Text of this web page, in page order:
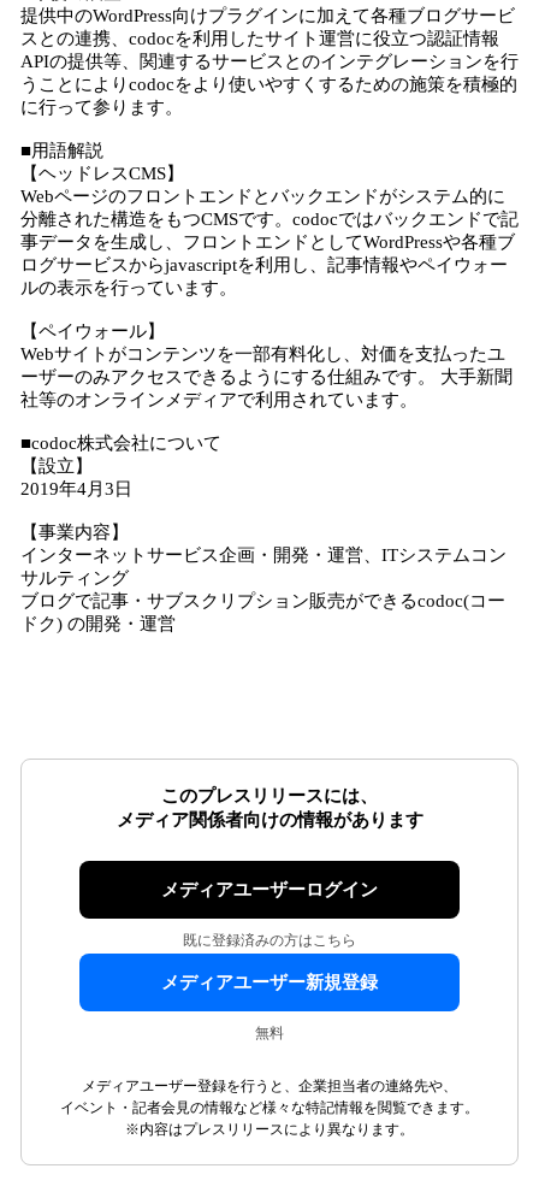
提供中のWordPress向けプラグインに加えて各種ブログサービ
スとの連携、codocを利用したサイト運営に役立つ認証情報
APIの提供等、関連するサービスとのインテグレーションを行
うことによりcodocをより使いやすくするための施策を積極的
に行って参ります。
■用語解説
【ヘッドレスCMS】
Webページのフロントエンドとバックエンドがシステム的に
分離された構造をもつCMSです。codocではバックエンドで記
事データを生成し、フロントエンドとしてWordPressや各種ブ
ログサービスからjavascriptを利用し、記事情報やペイウォー
ルの表示を行っています。
【ペイウォール】
Webサイトがコンテンツを一部有料化し、対価を支払ったユ
ーザーのみアクセスできるようにする仕組みです。 大手新聞
社等のオンラインメディアで利用されています。
■codoc株式会社について
【設立】
2019年4月3日
【事業内容】
インターネットサービス企画・開発・運営、ITシステムコン
サルティング
ブログで記事・サブスクリプション販売ができるcodoc(コー
ドク) の開発・運営
このプレスリリースには、
メディア関係者向けの情報があります
メディアユーザーログイン
既に登録済みの方はこちら
メディアユーザー新規登録
無料
メディアユーザー登録を行うと、企業担当者の連絡先や、
イベント・記者会見の情報など様々な特記情報を閲覧できます。
※内容はプレスリリースにより異なります。